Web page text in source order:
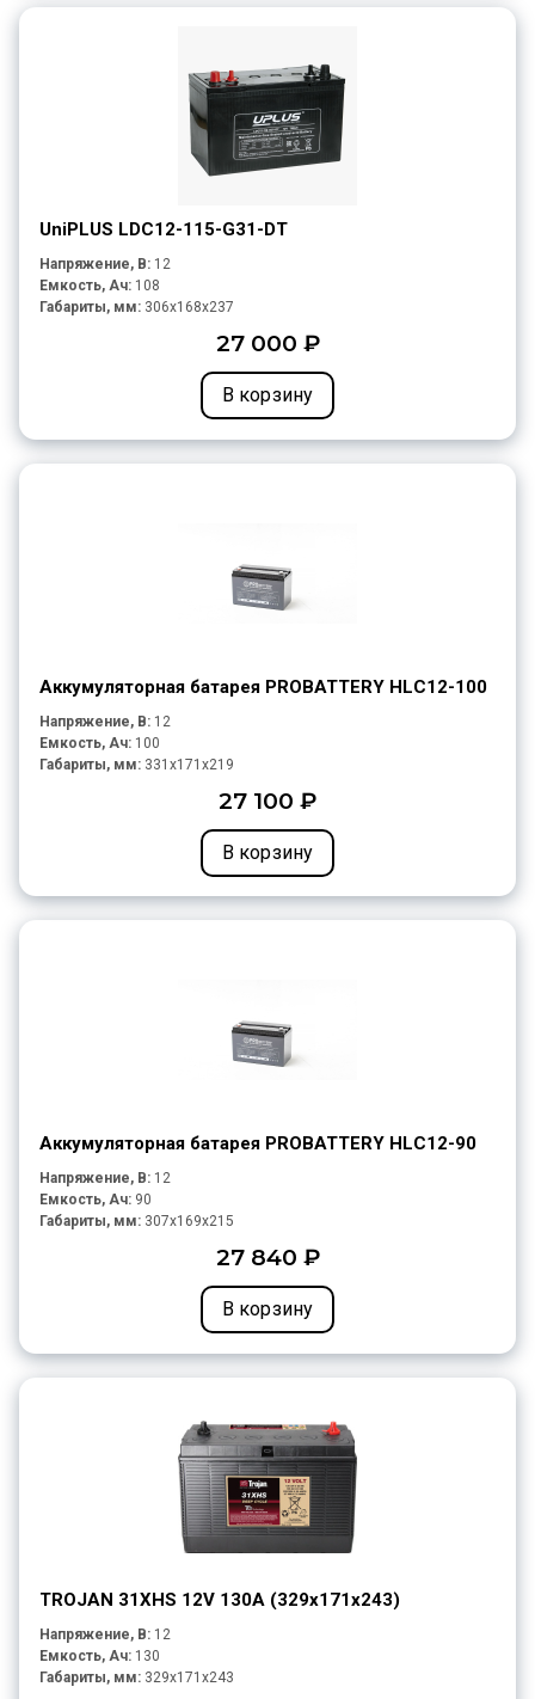
UniPLUS LDC12-115-G31-DT
Напряжение, В: 12
Емкость, Ач: 108
Габариты, мм: 306x168x237
27 000 ₽
В корзину
Аккумуляторная батарея PROBATTERY HLС12-100
Напряжение, В: 12
Емкость, Ач: 100
Габариты, мм: 331x171x219
27 100 ₽
В корзину
Аккумуляторная батарея PROBATTERY HLС12-90
Напряжение, В: 12
Емкость, Ач: 90
Габариты, мм: 307x169x215
27 840 ₽
В корзину
TROJAN 31XHS 12V 130A (329х171х243)
Напряжение, В: 12
Емкость, Ач: 130
Габариты, мм: 329x171x243